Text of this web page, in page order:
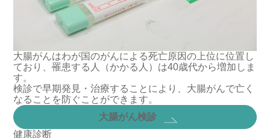
大腸がんはわが国のがんによる死亡原因の上位に位置し
ており、罹患する人（かかる人）は40歳代から増加しま
す。
検診で早期発見・治療することにより、大腸がんで亡く
なることを防ぐことができます。
大腸がん検診
健康診断